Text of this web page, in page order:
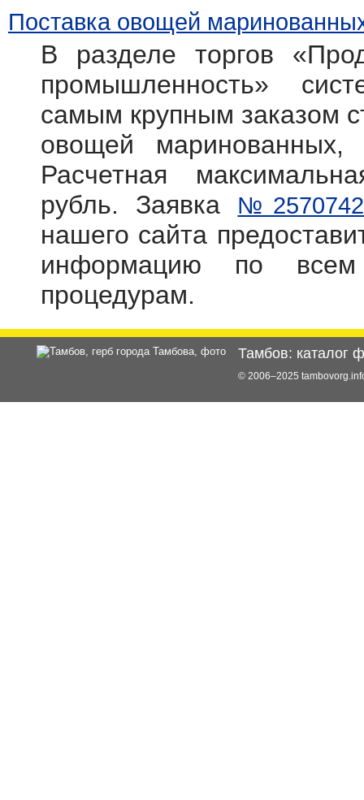
Поставка овощей
В разделе торгов
промышленность»
самым крупным заказом
овощей маринованных,
Расчетная
рубль. Заявка
нашего сайта
информацию по всем
процедурам.
Тамбов: каталог
© 2006–2025